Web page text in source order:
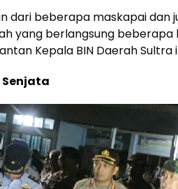
dari beberapa maskapai dan
yang berlangsung
Kepala BIN Daerah Sultra